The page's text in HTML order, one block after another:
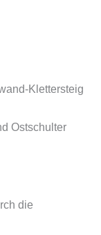
Klettersteig
Ostschulter
die